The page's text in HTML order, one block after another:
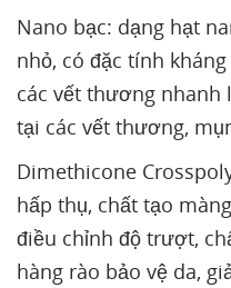
Nano bạc: dạng hạt
nhỏ, có đặc tính
các vết thương nhanh
tại các vết thương,
Dimethicone
hấp thụ, chất tạo
điều chỉnh độ trượt,
hàng rào bảo vệ da,